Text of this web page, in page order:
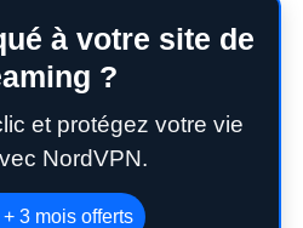
à votre site de
?
et protégez votre vie
NordVPN.
3 mois offerts